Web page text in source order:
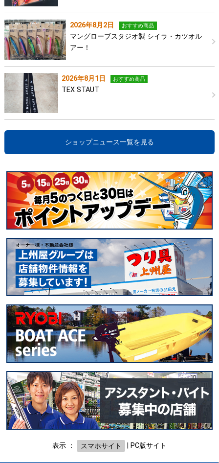
2026年8月2日 おすすめ商品
マングローブスタジオ製 シイラ・カツオル
アー！
2026年8月1日 おすすめ商品
TEX STAUT
ショップニュース一覧を見る
表示 ： スマホサイト PC版サイト